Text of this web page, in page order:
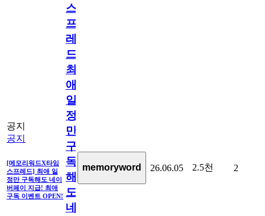
공지
공지
[메모리워드X타임
스프레드] 최애 일
정만 구독해도 네이
버페이 지급! 최애
구독 이벤트 OPEN!
스
프
레
드]
최
애
일
정
만
구
독
해
도
네
memoryword 26.06.05 2.5천 2